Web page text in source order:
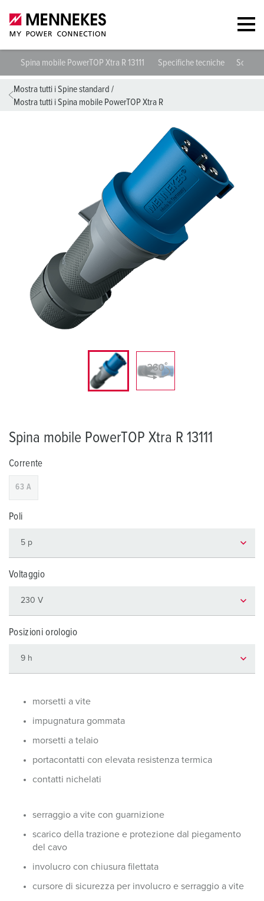
Spina mobile PowerTOP Xtra R 13111 Specifiche tecniche
Mostra tutti i Spine standard /
Mostra tutti i Spina mobile PowerTOP Xtra R
Spina mobile PowerTOP Xtra R 13111
Corrente
63 A
Poli
Voltaggio
Posizioni orologio
morsetti a vite
impugnatura gommata
morsetti a telaio
portacontatti con elevata resistenza termica
contatti nichelati
serraggio a vite con guarnizione
scarico della trazione e protezione dal piegamento
del cavo
involucro con chiusura filettata
cursore di sicurezza per involucro e serraggio a vite